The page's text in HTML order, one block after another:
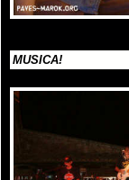
MUSICA!